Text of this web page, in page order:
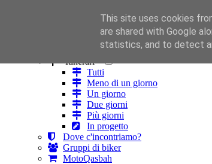
Itinerari
Tutti
Meno di un giorno
Un giorno
Due giorni
Più giorni
In progetto
Dove c'incontriamo?
Gruppi di biker
MotoQasbah
This site uses cookies
are shared with Google
statistics, and to detect